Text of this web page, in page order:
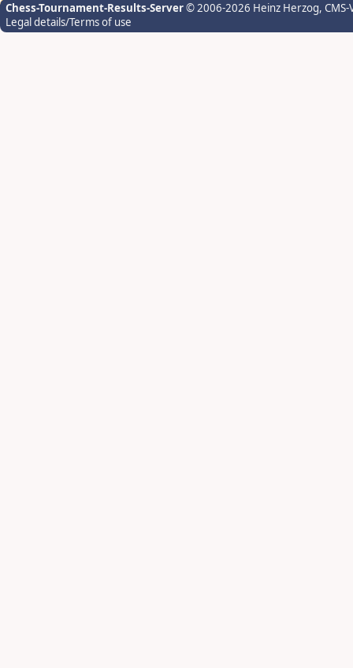
Chess-Tournament-Results-Server© 2006-2026 Heinz Herzog,
Legal details/Terms of use